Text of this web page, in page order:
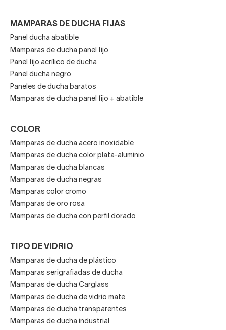
elegir? Contacta con nosotros.
MAMPARAS DE DUCHA FIJAS
Panel ducha abatible
Mamparas de ducha panel fijo
Panel fijo acrílico de ducha
Panel ducha negro
Paneles de ducha baratos
Mamparas de ducha panel fijo + abatible
COLOR
Mamparas de ducha acero inoxidable
Mamparas de ducha color plata-aluminio
Mamparas de ducha blancas
Mamparas de ducha negras
Mamparas color cromo
Mamparas de oro rosa
Mamparas de ducha con perfil dorado
TIPO DE VIDRIO
Mamparas de ducha de plástico
Mamparas serigrafiadas de ducha
Mamparas de ducha Carglass
Mamparas de ducha de vidrio mate
Mamparas de ducha transparentes
Mamparas de ducha industrial